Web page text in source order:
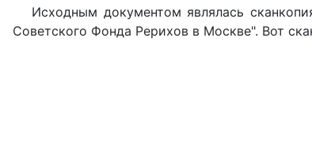
Исходным документом являлась
Советского Фонда Рерихов в Москве". Вот